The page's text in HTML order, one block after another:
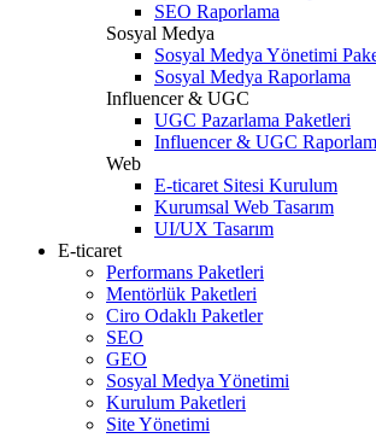
SEO Raporlama
Sosyal Medya
Sosyal Medya Yönetimi
Sosyal Medya Raporlama
Influencer & UGC
UGC Pazarlama Paketleri
Influencer & UGC
Web
E-ticaret Sitesi Kurulum
Kurumsal Web Tasarım
UI/UX Tasarım
E-ticaret
Performans Paketleri
Mentörlük Paketleri
Ciro Odaklı Paketler
SEO
GEO
Sosyal Medya Yönetimi
Kurulum Paketleri
Site Yönetimi